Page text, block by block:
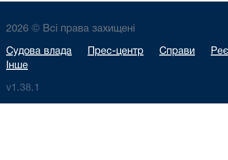
2026 © Всі права захищені
Судова влада Прес-центр Справи
Інше
v1.38.1